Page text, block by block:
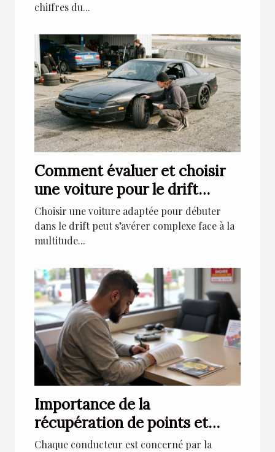
chiffres du...
Comment évaluer et choisir
une voiture pour le drift
débutant ?
Choisir une voiture adaptée pour débuter
dans le drift peut s’avérer complexe face à la
multitude...
Importance de la
récupération de points et
comment y procéder
Chaque conducteur est concerné par la